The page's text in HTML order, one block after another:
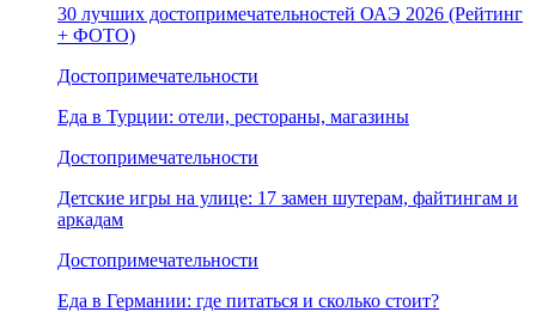
30 лучших достопримечательностей ОАЭ 2026 (Рейтинг
+ ФОТО)
Достопримечательности
Еда в Турции: отели, рестораны, магазины
Достопримечательности
Детские игры на улице: 17 замен шутерам, файтингам и
аркадам
Достопримечательности
Еда в Германии: где питаться и сколько стоит?